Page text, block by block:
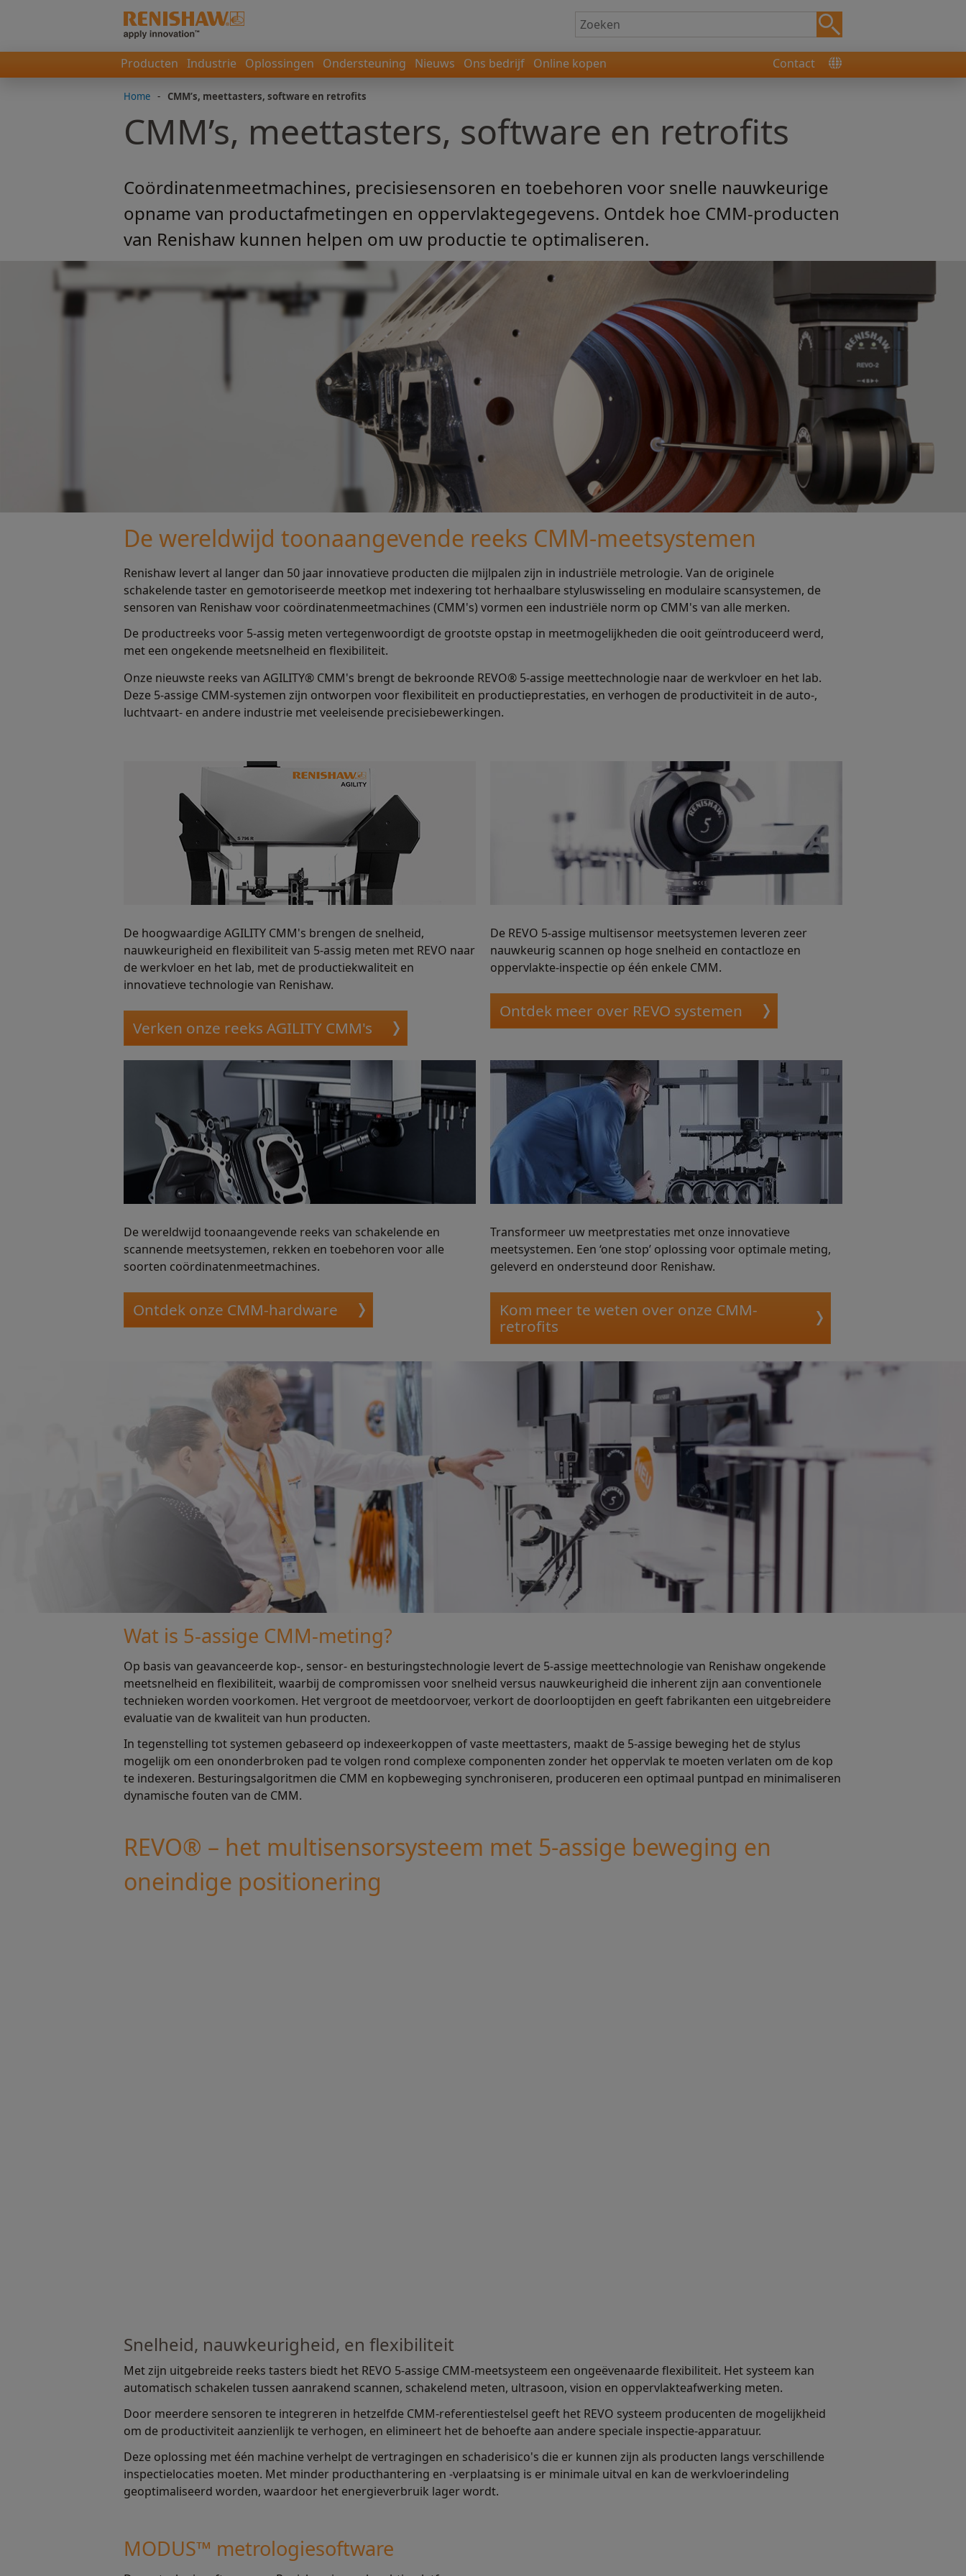
Producten Industrie Oplossingen Ondersteuning Nieuws Ons bedrijf Online kopen Contact
Home - CMM’s, meettasters, software en retrofits
CMM’s, meettasters, software en retrofits
Coördinatenmeetmachines, precisiesensoren en toebehoren voor snelle nauwkeurige
opname van productafmetingen en oppervlaktegegevens. Ontdek hoe CMM-producten
van Renishaw kunnen helpen om uw productie te optimaliseren.
De wereldwijd toonaangevende reeks CMM-meetsystemen
Renishaw levert al langer dan 50 jaar innovatieve producten die mijlpalen zijn in industriële metrologie. Van de originele
schakelende taster en gemotoriseerde meetkop met indexering tot herhaalbare styluswisseling en modulaire scansystemen, de
sensoren van Renishaw voor coördinatenmeetmachines (CMM's) vormen een industriële norm op CMM's van alle merken.
De productreeks voor 5-assig meten vertegenwoordigt de grootste opstap in meetmogelijkheden die ooit geïntroduceerd werd,
met een ongekende meetsnelheid en flexibiliteit.
Onze nieuwste reeks van AGILITY® CMM's brengt de bekroonde REVO® 5-assige meettechnologie naar de werkvloer en het lab.
Deze 5-assige CMM-systemen zijn ontworpen voor flexibiliteit en productieprestaties, en verhogen de productiviteit in de auto-,
luchtvaart- en andere industrie met veeleisende precisiebewerkingen.
De hoogwaardige AGILITY CMM's brengen de snelheid,
nauwkeurigheid en flexibiliteit van 5-assig meten met REVO naar
de werkvloer en het lab, met de productiekwaliteit en
innovatieve technologie van Renishaw.
Verken onze reeks AGILITY CMM's
De REVO 5-assige multisensor meetsystemen leveren zeer
nauwkeurig scannen op hoge snelheid en contactloze en
oppervlakte-inspectie op één enkele CMM.
Ontdek meer over REVO systemen
De wereldwijd toonaangevende reeks van schakelende en
scannende meetsystemen, rekken en toebehoren voor alle
soorten coördinatenmeetmachines.
Ontdek onze CMM-hardware
Transformeer uw meetprestaties met onze innovatieve
meetsystemen. Een ‘one stop’ oplossing voor optimale meting,
geleverd en ondersteund door Renishaw.
Kom meer te weten over onze CMM-
retrofits
Wat is 5-assige CMM-meting?
Op basis van geavanceerde kop-, sensor- en besturingstechnologie levert de 5-assige meettechnologie van Renishaw ongekende
meetsnelheid en flexibiliteit, waarbij de compromissen voor snelheid versus nauwkeurigheid die inherent zijn aan conventionele
technieken worden voorkomen. Het vergroot de meetdoorvoer, verkort de doorlooptijden en geeft fabrikanten een uitgebreidere
evaluatie van de kwaliteit van hun producten.
In tegenstelling tot systemen gebaseerd op indexeerkoppen of vaste meettasters, maakt de 5-assige beweging het de stylus
mogelijk om een ononderbroken pad te volgen rond complexe componenten zonder het oppervlak te moeten verlaten om de kop
te indexeren. Besturingsalgoritmen die CMM en kopbeweging synchroniseren, produceren een optimaal puntpad en minimaliseren
dynamische fouten van de CMM.
REVO® – het multisensorsysteem met 5-assige beweging en
oneindige positionering
Snelheid, nauwkeurigheid, en flexibiliteit
Met zijn uitgebreide reeks tasters biedt het REVO 5-assige CMM-meetsysteem een ongeëvenaarde flexibiliteit. Het systeem kan
automatisch schakelen tussen aanrakend scannen, schakelend meten, ultrasoon, vision en oppervlakteafwerking meten.
Door meerdere sensoren te integreren in hetzelfde CMM-referentiestelsel geeft het REVO systeem producenten de mogelijkheid
om de productiviteit aanzienlijk te verhogen, en elimineert het de behoefte aan andere speciale inspectie-apparatuur.
Deze oplossing met één machine verhelpt de vertragingen en schaderisico's die er kunnen zijn als producten langs verschillende
inspectielocaties moeten. Met minder producthantering en -verplaatsing is er minimale uitval en kan de werkvloerindeling
geoptimaliseerd worden, waardoor het energieverbruik lager wordt.
MODUS™ metrologiesoftware